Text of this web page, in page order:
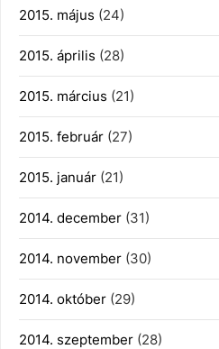
2015. május (24)
2015. április (28)
2015. március (21)
2015. február (27)
2015. január (21)
2014. december (31)
2014. november (30)
2014. október (29)
2014. szeptember (28)